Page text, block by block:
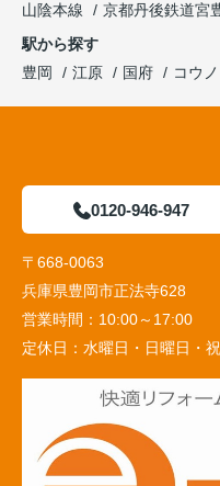
山陰本線
京都丹後鉄道宮
駅から探す
豊岡
江原 国府 コウ
0120-946-947
〒668-0063
兵庫県豊岡市正法寺628
営業時間： 10:00～17:00
定休日： 水曜日・日曜日・